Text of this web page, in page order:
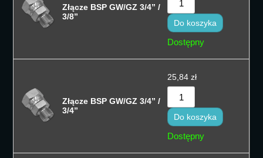
Sortuj od
Sortuj od
Sortuj po
Złącze BSP GW/GZ 3/4” /
3/8”
Do koszyka
Dostępny
Złącze BSP GW/GZ 3/4” /
3/4”
25,84 zł
Do koszyka
Dostępny